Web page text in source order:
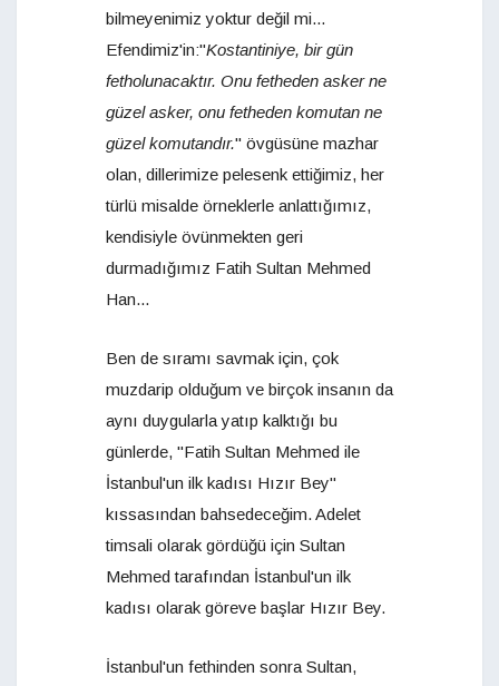
bilmeyenimiz yoktur değil mi...
Efendimiz'in:"Kostantiniye, bir gün
fetholunacaktır. Onu fetheden asker ne
güzel asker, onu fetheden komutan ne
güzel komutandır." övgüsüne mazhar
olan, dillerimize pelesenk ettiğimiz, her
türlü misalde örneklerle anlattığımız,
kendisiyle övünmekten geri
durmadığımız Fatih Sultan Mehmed
Han...
Ben de sıramı savmak için, çok
muzdarip olduğum ve birçok insanın da
aynı duygularla yatıp kalktığı bu
günlerde, "Fatih Sultan Mehmed ile
İstanbul'un ilk kadısı Hızır Bey"
kıssasından bahsedeceğim. Adelet
timsali olarak gördüğü için Sultan
Mehmed tarafından İstanbul'un ilk
kadısı olarak göreve başlar Hızır Bey.
İstanbul'un fethinden sonra Sultan,